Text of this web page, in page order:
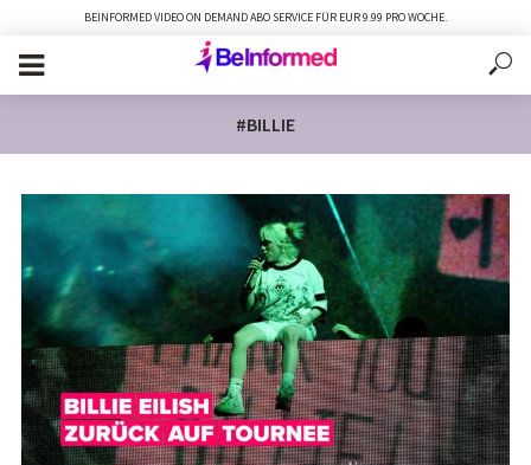
BEINFORMED VIDEO ON DEMAND ABO SERVICE FÜR EUR 9.99 PRO WOCHE.
#BILLIE